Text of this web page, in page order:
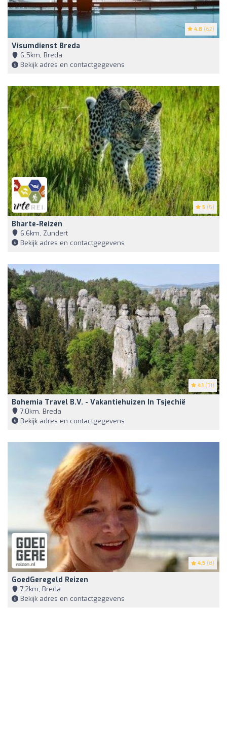
4.8 (62)
Visumdienst Breda
6,5km, Breda
Bekijk adres en contactgegevens
5 (5)
Bharte-Reizen
6,6km, Zundert
Bekijk adres en contactgegevens
4.1 (31)
Bohemia Travel B.V. - Vakantiehuizen In Tsjechië
7,0km, Breda
Bekijk adres en contactgegevens
4.5 (8)
GoedGeregeld Reizen
7,2km, Breda
Bekijk adres en contactgegevens